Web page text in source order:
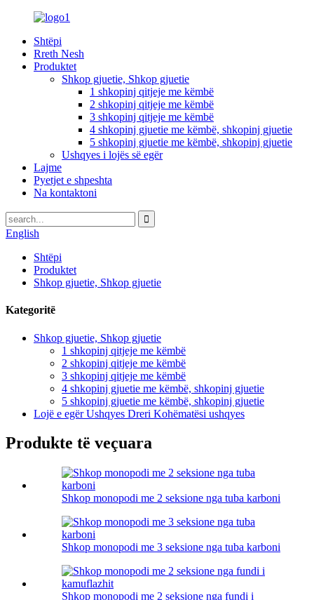
Shtëpi
Rreth Nesh
Produktet
Shkop gjuetie, Shkop gjuetie
1 shkopinj qitjeje me këmbë
2 shkopinj qitjeje me këmbë
3 shkopinj qitjeje me këmbë
4 shkopinj gjuetie me këmbë, shkopinj gjuetie
5 shkopinj gjuetie me këmbë, shkopinj gjuetie
Ushqyes i lojës së egër
Lajme
Pyetjet e shpeshta
Na kontaktoni
English
Shtëpi
Produktet
Shkop gjuetie, Shkop gjuetie
Kategoritë
Shkop gjuetie, Shkop gjuetie
1 shkopinj qitjeje me këmbë
2 shkopinj qitjeje me këmbë
3 shkopinj qitjeje me këmbë
4 shkopinj gjuetie me këmbë, shkopinj gjuetie
5 shkopinj gjuetie me këmbë, shkopinj gjuetie
Lojë e egër Ushqyes Dreri Kohëmatësi ushqyes
Produkte të veçuara
Shkop monopodi me 2 seksione nga tuba karboni
Shkop monopodi me 3 seksione nga tuba karboni
Shkop monopodi me 2 seksione nga fundi i